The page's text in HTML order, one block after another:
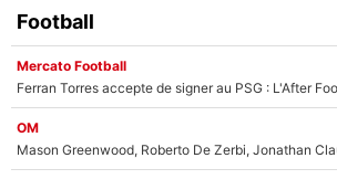
Football
Mercato Football
OM